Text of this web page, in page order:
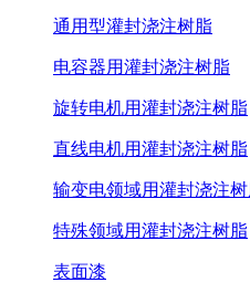
通用型灌封浇注树脂
电容器用灌封浇注树脂
旋转电机用灌封浇注树脂
直线电机用灌封浇注树脂
输变电领域用灌封浇注
特殊领域用灌封浇注树脂
表面漆